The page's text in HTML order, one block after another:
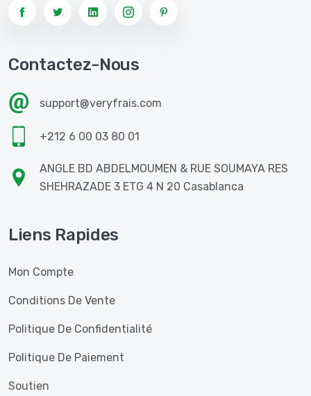
Contactez-Nous
support@veryfrais.com
+212 6 00 03 80 01
ANGLE BD ABDELMOUMEN & RUE SOUMAYA RES
SHEHRAZADE 3 ETG 4 N 20 Casablanca
Liens Rapides
Mon Compte
Conditions De Vente
Politique De Confidentialité
Politique De Paiement
Soutien